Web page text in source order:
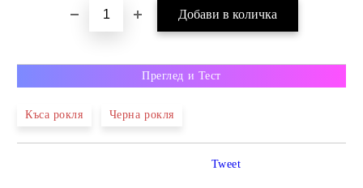
Преглед и Тест
Къса рокля Черна рокля
Tweet